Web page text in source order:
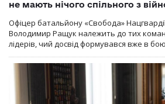
не мають нічого спільного з
Офіцер батальйону «Свобода»
Володимир Ращук належить до тих
лідерів, чий досвід формувався вже в